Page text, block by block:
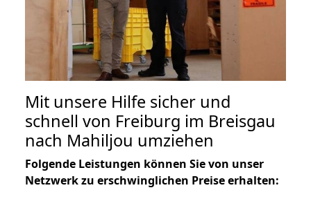
Mit unsere Hilfe sicher und
schnell von Freiburg im Breisgau
nach Mahiljou umziehen
Folgende Leistungen können Sie von unser
Netzwerk zu erschwinglichen Preise erhalten: